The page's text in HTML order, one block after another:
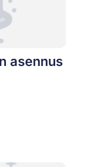
asennus